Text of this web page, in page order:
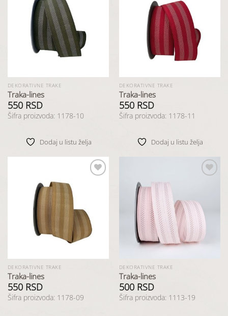
DEKORATIVNE TRAKE
Traka-lines
550 RSD
Šifra proizvoda: 1178-10
Dodaj u listu želja
DEKORATIVNE TRAKE
Traka-lines
550 RSD
Šifra proizvoda: 1178-11
Dodaj u listu želja
DEKORATIVNE TRAKE
Traka-lines
550 RSD
Šifra proizvoda: 1178-09
DEKORATIVNE TRAKE
Traka-lines
500 RSD
Šifra proizvoda: 1113-19